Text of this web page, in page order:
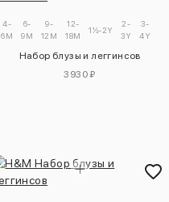
2-
4-
6M
6-
9M
9-
12M
12-
18M
1½-2Y
2-
3Y
3-
4Y
Набор блузы и леггинсов
3930 ₽